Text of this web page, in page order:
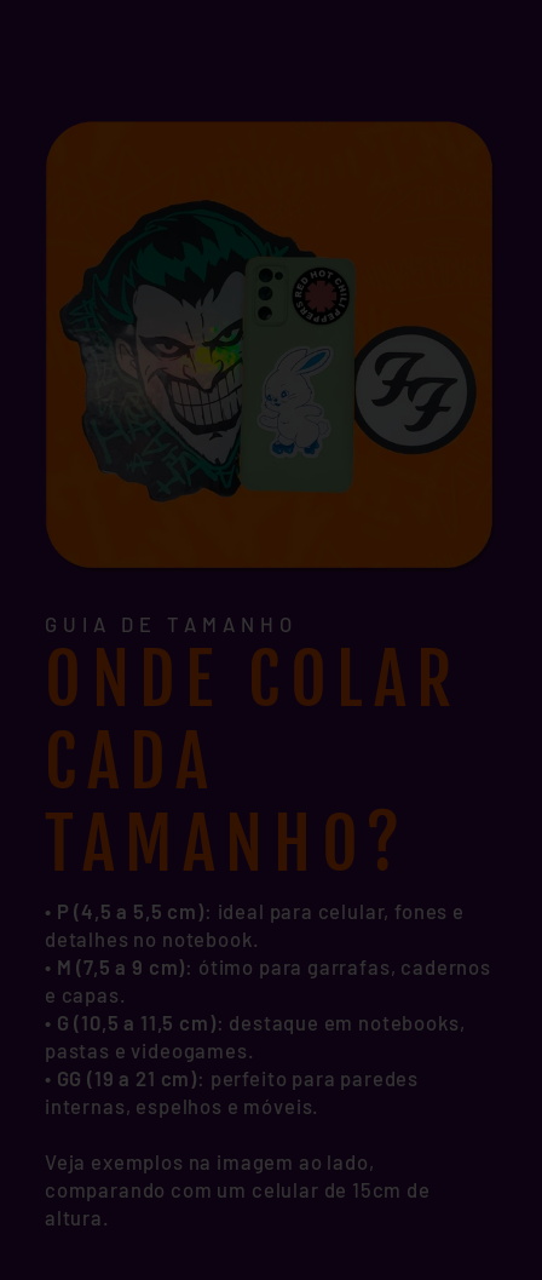
GUIA DE TAMANHO
ONDE COLAR
CADA
TAMANHO?
• P (4,5 a 5,5 cm): ideal para celular, fones e
detalhes no notebook.
• M (7,5 a 9 cm): ótimo para garrafas, cadernos
e capas.
• G (10,5 a 11,5 cm): destaque em notebooks,
pastas e videogames.
• GG (19 a 21 cm): perfeito para paredes
internas, espelhos e móveis.
Veja exemplos na imagem ao lado,
comparando com um celular de 15cm de
altura.